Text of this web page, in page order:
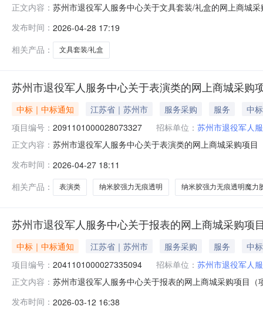
正文内容： 苏州市退役军人服务中心关于文具套装/礼盒的网上商城
码:320599项目所在行政区划名称:苏州市本级报价起止
发布时间： 2026-04-28 17:19
相关产品：
文具套装/礼盒
苏州市退役军人服务中心关于表演类的网上商城采购
中标｜中标通知 江苏省｜苏州市 服务采购 服务
中
项目编号： 2091101000028073327 招标单位： 苏州市退役军人
正文内容： 苏州市退役军人服务中心关于表演类的网上商城采购项
在行政区划名称:苏州市本级报价起止时间:-二、采购单
发布时间： 2026-04-27 18:11
相关产品：
表演类 纳米胶强力无痕透明 纳米胶强力无痕透明魔力
苏州市退役军人服务中心关于报表的网上商城采购项
中标｜中标通知 江苏省｜苏州市 服务采购 服务
中
项目编号： 2041101000027335094 招标单位： 苏州市退役军人
正文内容： 苏州市退役军人服务中心关于报表的网上商城采购项目
政区划名称:苏州市本级报价起止时间:-二、采购单位信
发布时间： 2026-03-12 16:38